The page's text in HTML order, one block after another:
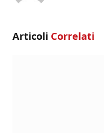
Articoli Correlati